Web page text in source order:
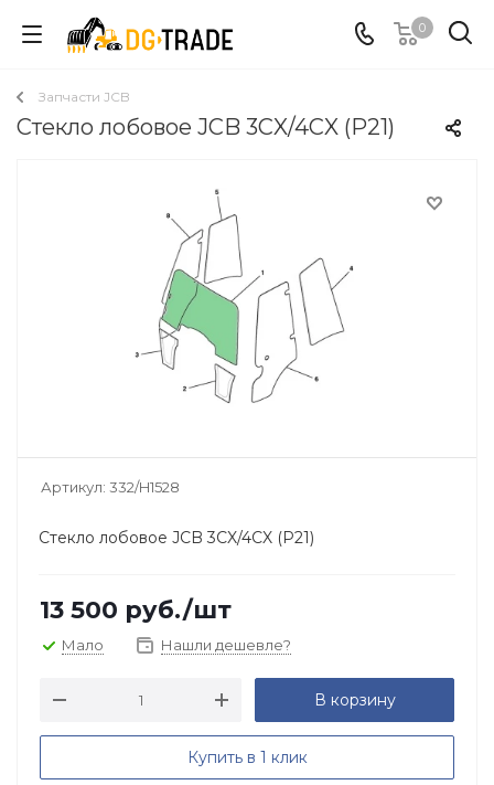
0
Запчасти JCB
Стекло лобовое JCB 3CX/4CX (Р21)
Артикул: 332/H1528
Стекло лобовое JCB 3CX/4CX (Р21)
13 500 руб./шт
Мало Нашли дешевле?
В корзину
Купить в 1 клик